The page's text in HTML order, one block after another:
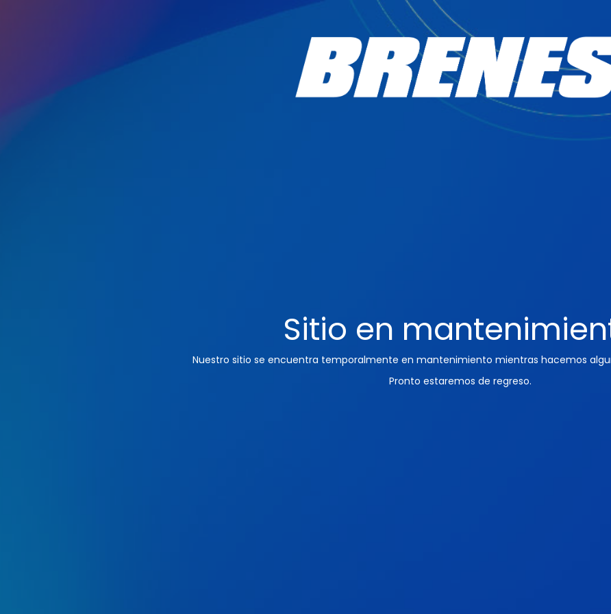
Sitio en
Nuestro sitio se encuentra temporalmente en mantenimiento mientras hacemos
Pronto estaremos de regreso.